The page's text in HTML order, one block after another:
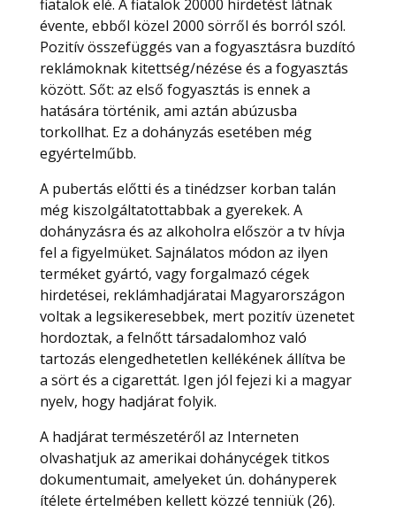
fiatalok elé. A fiatalok 20000 hirdetést látnak
évente, ebből közel 2000 sörről és borról szól.
Pozitív összefüggés van a fogyasztásra buzdító
reklámoknak kitettség/nézése és a fogyasztás
között. Sőt: az első fogyasztás is ennek a
hatására történik, ami aztán abúzusba
torkollhat. Ez a dohányzás esetében még
egyértelműbb.
A pubertás előtti és a tinédzser korban talán
még kiszolgáltatottabbak a gyerekek. A
dohányzásra és az alkoholra először a tv hívja
fel a figyelmüket. Sajnálatos módon az ilyen
terméket gyártó, vagy forgalmazó cégek
hirdetései, reklámhadjáratai Magyarországon
voltak a legsikeresebbek, mert pozitív üzenetet
hordoztak, a felnőtt társadalomhoz való
tartozás elengedhetetlen kellékének állítva be
a sört és a cigarettát. Igen jól fejezi ki a magyar
nyelv, hogy hadjárat folyik.
A hadjárat természetéről az Interneten
olvashatjuk az amerikai dohánycégek titkos
dokumentumait, amelyeket ún. dohányperek
ítélete értelmében kellett közzé tenniük (26).